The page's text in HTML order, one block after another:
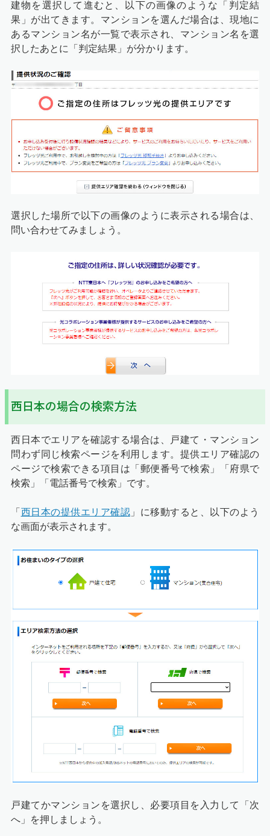
建物を選択して進むと、以下の画像のような「判定結
果」が出てきます。マンションを選んだ場合は、現地に
あるマンション名が一覧で表示され、マンション名を選
択したあとに「判定結果」が分かります。
選択した場所で以下の画像のように表示される場合は、
問い合わせてみましょう。
西日本の場合の検索方法
西日本でエリアを確認する場合は、戸建て・マンション
問わず同じ検索ページを利用します。提供エリア確認の
ページで検索できる項目は「郵便番号で検索」「府県で
検索」「電話番号で検索」です。
「 西日本の提供エリア確認 」に移動すると、以下のよう
な画面が表示されます。
戸建てかマンションを選択し、必要項目を入力して「次
へ」を押しましょう。